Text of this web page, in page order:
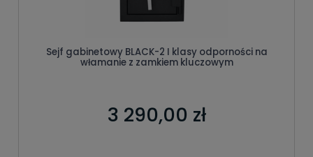
Sejf gabinetowy BLACK-2 I klasy odporności na
włamanie z zamkiem kluczowym
3 290,00 zł